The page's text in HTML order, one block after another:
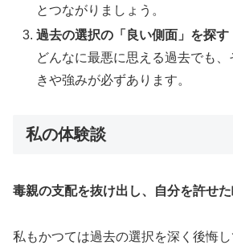
とつながりましょう。
過去の選択の「良い側面」を探す
どんなに最悪に思える過去でも
きや強みが必ずあります。
私の体験談
毒親の支配を抜け出し、自分を許せた
私もかつては過去の選択を深く後悔